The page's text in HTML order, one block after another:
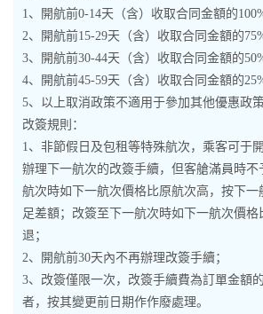
1、開航前0-14天（含）收取合同金額的
2、開航前15-29天（含）收取合同金額的
3、開航前30-44天（含）收取合同金額的
4、開航前45-59天（含）收取合同金額的
5、以上取消政策不適用于參加其他優惠政策
改簽規則：
1、非節假日及包租等特殊航次，乘客可于
辦理下一航次的改簽手續，但客艙滿員時
航次時如下一航次價格比原航次高，按下
足差額；改簽至下一航次時如下一航次價
退；
2、開航前30天內不再辦理改簽手續；
3、改簽僅限一次，改簽手續費為訂單金額
者，按其變更前日期作作廢處理。